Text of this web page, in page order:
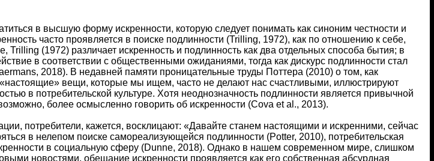
в высшую форму искренности, которую следует понимать как синоним честности и
часто проявляется в поиске подлинности (Trilling, 1972), как по отношению к себе,
(1972) различает искренность и подлинность как два отдельных способа бытия; в
в соответствии с общественными ожиданиями, тогда как дискурс подлинности стал
2018). В недавней памяти проницательные труды Поттера (2010) о том, как
вещи, которые мы ищем, часто не делают нас счастливыми, иллюстрируют
в потребительской культуре. Хотя неоднозначность подлинности является привычной
более осмысленно говорить об искренности (Cova et al., 2013).
потребители, кажется, восклицают: «Давайте станем настоящими и искренними, сейчас
в нелепом поиске самореализующейся подлинности (Potter, 2010), потребительская
в социальную сферу (Dunne, 2018). Однако в нашем современном мире, слишком
новостями, обещание искренности проявляется как его собственная абсурдная